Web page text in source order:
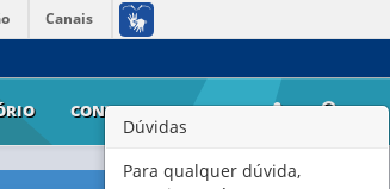
Canais
CONTATO AJUDA
Dúvidas
Para qualquer dúvida,